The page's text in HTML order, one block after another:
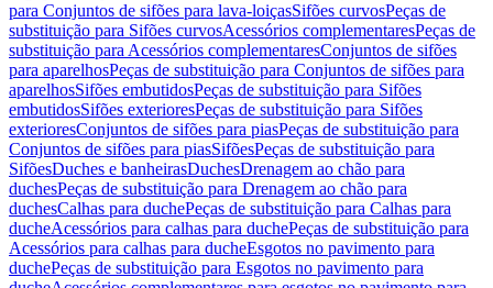
para Conjuntos de sifões para lava-loiçasSifões curvosPeças de
substituição para Sifões curvosAcessórios complementaresPeças de
substituição para Acessórios complementaresConjuntos de sifões
para aparelhosPeças de substituição para Conjuntos de sifões para
aparelhosSifões embutidosPeças de substituição para Sifões
embutidosSifões exterioresPeças de substituição para Sifões
exterioresConjuntos de sifões para piasPeças de substituição para
Conjuntos de sifões para piasSifõesPeças de substituição para
SifõesDuches e banheirasDuchesDrenagem ao chão para
duchesPeças de substituição para Drenagem ao chão para
duchesCalhas para duchePeças de substituição para Calhas para
ducheAcessórios para calhas para duchePeças de substituição para
Acessórios para calhas para ducheEsgotos no pavimento para
duchePeças de substituição para Esgotos no pavimento para